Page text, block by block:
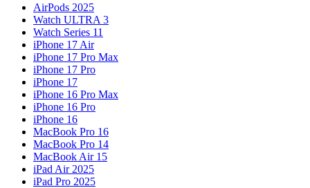
AirPods 2025
Watch ULTRA 3
Watch Series 11
iPhone 17 Air
iPhone 17 Pro Max
iPhone 17 Pro
iPhone 17
iPhone 16 Pro Max
iPhone 16 Pro
iPhone 16
MacBook Pro 16
MacBook Pro 14
MacBook Air 15
iPad Air 2025
iPad Pro 2025